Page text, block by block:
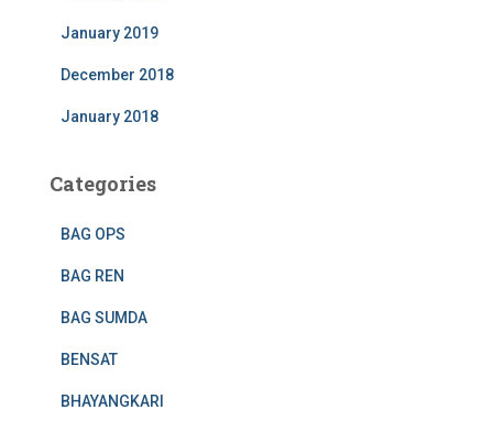
January 2019
December 2018
January 2018
Categories
BAG OPS
BAG REN
BAG SUMDA
BENSAT
BHAYANGKARI